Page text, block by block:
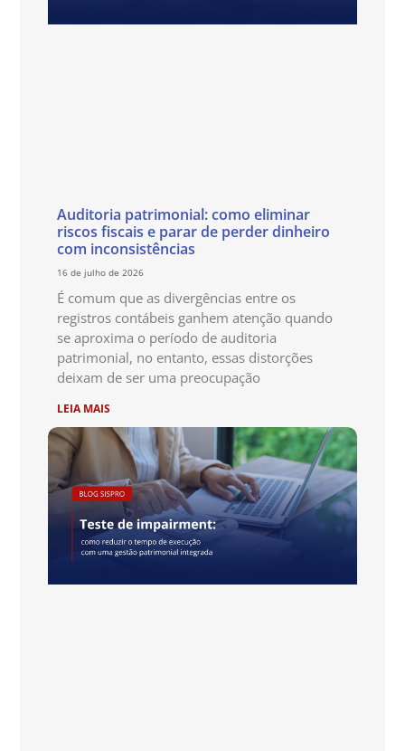
Auditoria patrimonial: como eliminar
riscos fiscais e parar de perder dinheiro
com inconsistências
16 de julho de 2026
É comum que as divergências entre os
registros contábeis ganhem atenção quando
se aproxima o período de auditoria
patrimonial, no entanto, essas distorções
deixam de ser uma preocupação
LEIA MAIS